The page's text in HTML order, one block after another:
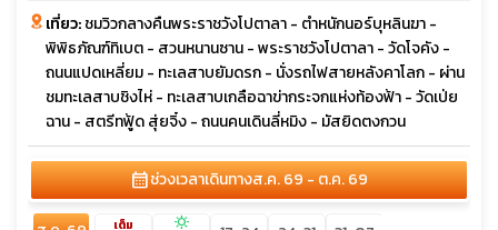
เที่ยว:ชมวิวกลางคืนพระราชวังโปตาลา - ตำหนักนอร์บุหลินฆา -
พิพิธภัณฑ์ทิเบต - สวนหนานซาน - พระราชวังโปตาลา - วัดโจคัง -
ถนนแปดเหลี่ยม - ทะเลสาบยัมดรก - นั่งรถไฟสายหลังคาโลก - ผ่าน
ชมทะเลสาบชิงไห่ - ทะเลสาบเกลือฉาข่ากระจกแห่งท้องฟ้า - วัดเป่ย
ฉาน - สตรีทฟู้ด สุ่ยจิ๋ง - ถนนคนเดินลี่หมิง - มัสยิดตงกวน
calendar_monthช่วงเวลาเดินทางส.ค. 69 - ต.ค. 69
เต็ม sunny